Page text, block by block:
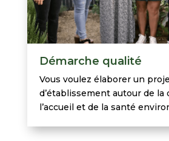
Démarche qualité
Vous voulez élaborer un
d’établissement autour de la
l’accueil et de la santé